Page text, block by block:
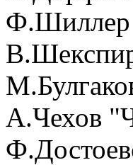
Ф.Шиллер
А.Чехов